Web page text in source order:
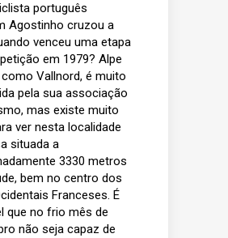
português
Agostinho cruzou a
venceu uma etapa
em 1979? Alpe
como Vallnord, é muito
pela sua associação
mas existe muito
ver nesta localidade
situada a
3330 metros
bem no centro dos
Franceses. É
que no frio mês de
não seja capaz de